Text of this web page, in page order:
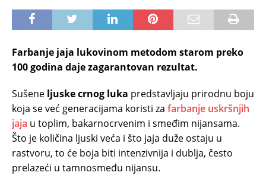
Farbanje jaja lukovinom metodom starom preko
100 godina daje zagarantovan rezultat.
Sušene ljuske crnog luka predstavljaju prirodnu boju
koja se već generacijama koristi za farbanje uskršnjih
jaja u toplim, bakarnocrvenim i smeđim nijansama.
Što je količina ljuski veća i što jaja duže ostaju u
rastvoru, to će boja biti intenzivnija i dublja, često
prelazeći u tamnosmeđu nijansu.